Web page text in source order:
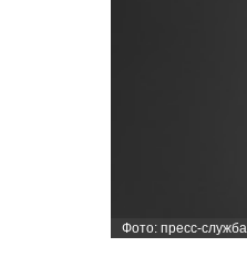
Фото: пресс-служба